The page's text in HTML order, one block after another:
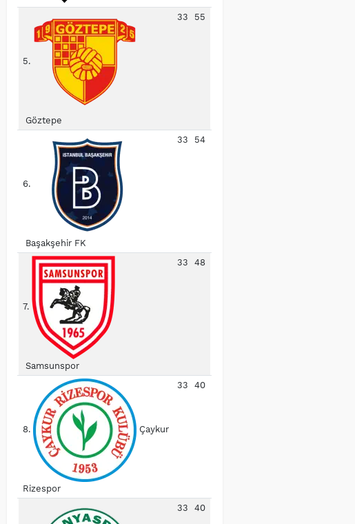
5.
Göztepe
33 55
6.
Başakşehir FK
33 54
7.
Samsunspor
33 48
8. Çaykur
Rizespor
33 40
33 40